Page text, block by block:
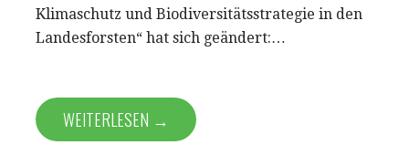
Klimaschutz und Biodiversitätsstrategie in den
Landesforsten“ hat sich geändert:…
WEITERLESEN →